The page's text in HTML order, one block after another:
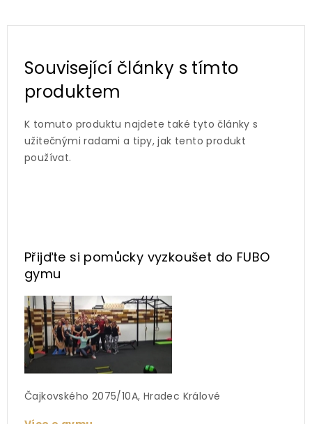
Související články s tímto
produktem
K tomuto produktu najdete také tyto články s
užitečnými radami a tipy, jak tento produkt
používat.
Přijďte si pomůcky vyzkoušet do FUBO
gymu
Čajkovského 2075/10A, Hradec Králové